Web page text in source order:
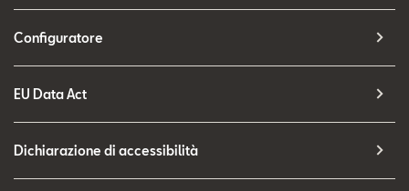
Configuratore
EU Data Act
Dichiarazione di accessibilità